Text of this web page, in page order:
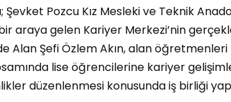
Pozcu Kız Mesleki ve Teknik
araya gelen Kariyer Merkezi’nin
Alan Şefi Özlem Akın, alan
lise öğrencilerine kariyer
düzenlenmesi konusunda iş birliği